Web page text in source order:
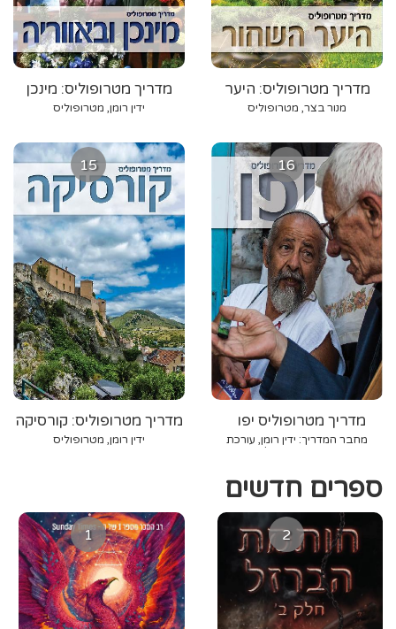
מדריך מטרופוליס: מינכן
ובאווריה
ידין רומן, מטרופוליס
מדריך מטרופוליס: היער
השחור
מנור בצר, מטרופוליס
15
מדריך מטרופוליס: קורסיקה
ידין רומן, מטרופוליס
16
מדריך מטרופוליס יפו
מחבר המדריך: ידין רומן, עורכת
המדריך: מאיה קולסקי
ספרים חדשים
1 2